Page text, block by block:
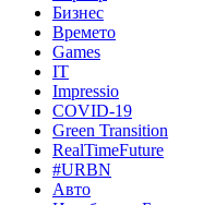
Бизнес
Времето
Games
IT
Impressio
COVID-19
Green Transition
RealTimeFuture
#URBN
Авто